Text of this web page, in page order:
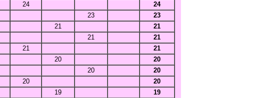
24
24
23
23
21
21
21
21
21
21
20
20
20
20
20
20
19 19